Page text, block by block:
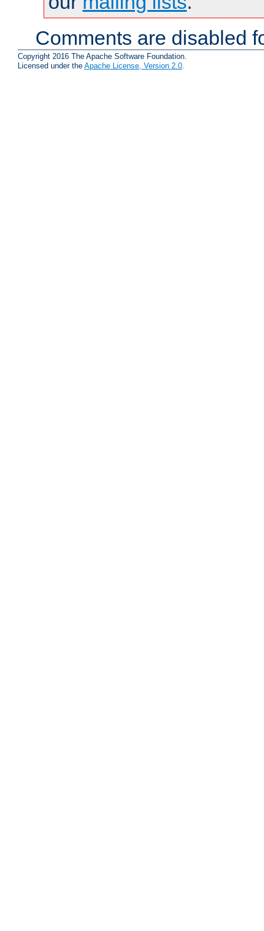
Comments are disabled
Copyright 2016 The Apache Software Foundation.
Licensed under the Apache License, Version 2.0